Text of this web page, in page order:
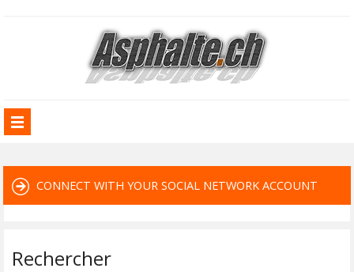
CONNECT WITH YOUR SOCIAL NETWORK ACCOUNT
Rechercher